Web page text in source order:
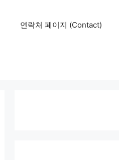
연락처 페이지 (Contact)